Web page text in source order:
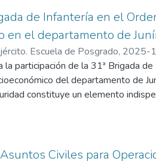
de Infantería en el
en el departamento de
Escuela de Posgrado, 2025-
la participación de la 31ª Brigada
del departamento de
constituye un elemento
amenazas persistentes
la estabilidad, aunque sus
adoptó un enfoque cualitativo de
Civiles para